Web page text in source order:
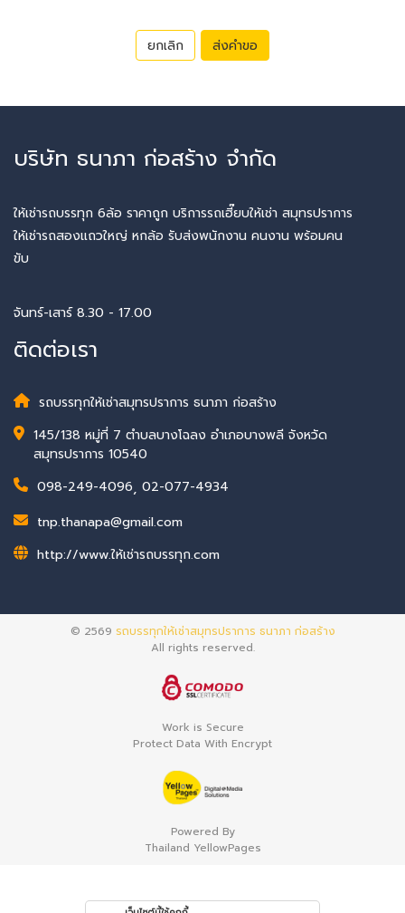
ยกเลิก ส่งคำขอ
บริษัท ธนาภา ก่อสร้าง จำกัด
ให้เช่ารถบรรทุก 6ล้อ ราคาถูก บริการรถเฮี๊ยบให้เช่า สมุทรปราการ
ให้เช่ารถสองแถวใหญ่ หกล้อ รับส่งพนักงาน คนงาน พร้อมคน
ขับ
จันทร์-เสาร์ 8.30 - 17.00
ติดต่อเรา
รถบรรทุกให้เช่าสมุทรปราการ ธนาภา ก่อสร้าง
145/138 หมู่ที่ 7 ตำบลบางโฉลง อำเภอบางพลี จังหวัด
สมุทรปราการ 10540
098-249-4096, 02-077-4934
tnp.thanapa@gmail.com
http://www.ให้เช่ารถบรรทุก.com
© 2569 รถบรรทุกให้เช่าสมุทรปราการ ธนาภา ก่อสร้าง
All rights reserved.
Work is Secure
Protect Data With Encrypt
Powered By
Thailand YellowPages